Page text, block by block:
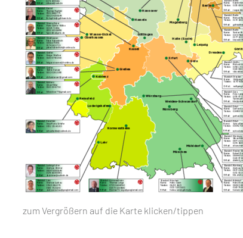
zum Vergrößern auf die Karte klicken/tippen